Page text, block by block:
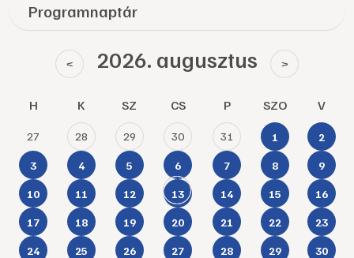
Programnaptár
< 2026. augusztus >
H K SZ CS P SZO V
27 28 29 30 31 1 2
3 4 5 6 7 8 9
10 11 12 13 14 15 16
17 18 19 20 21 22 23
24 25 26 27 28 29 30